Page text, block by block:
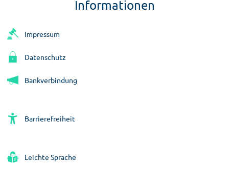
Informationen
Impressum
Datenschutz
Bankverbindung
Barrierefreiheit
Leichte Sprache